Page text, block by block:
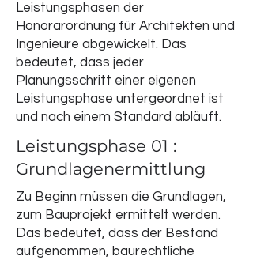
Leistungsphasen der
Honorarordnung für Architekten und
Ingenieure abgewickelt. Das
bedeutet, dass jeder
Planungsschritt einer eigenen
Leistungsphase untergeordnet ist
und nach einem Standard abläuft.
Leistungsphase 01 :
Grundlagenermittlung
Zu Beginn müssen die Grundlagen,
zum Bauprojekt ermittelt werden.
Das bedeutet, dass der Bestand
aufgenommen, baurechtliche